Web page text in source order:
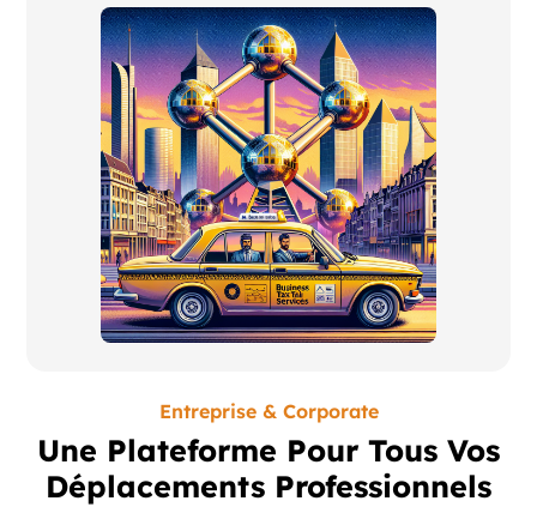
Entreprise & Corporate
Une Plateforme Pour Tous Vos
Déplacements Professionnels